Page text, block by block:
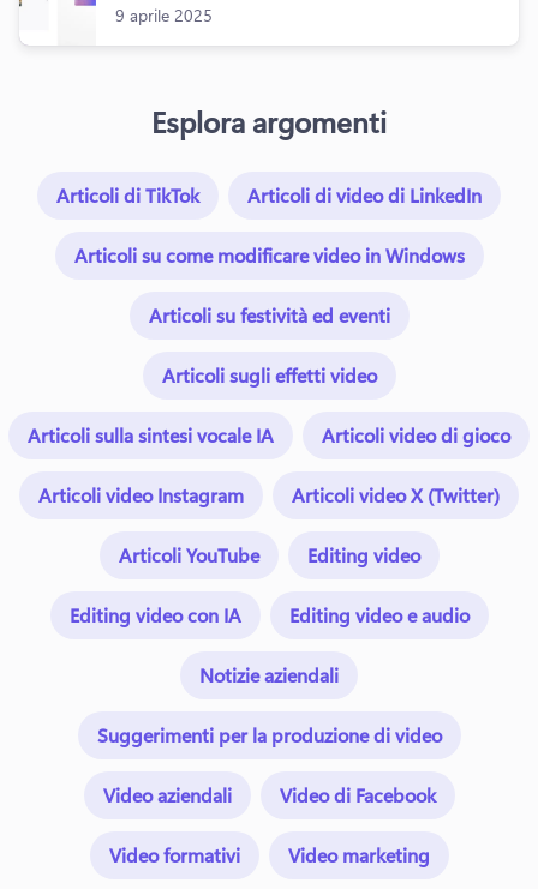
9 aprile 2025
Esplora argomenti
Articoli di TikTok Articoli di video di LinkedIn
Articoli su come modificare video in Windows
Articoli su festività ed eventi
Articoli sugli effetti video
Articoli sulla sintesi vocale IA Articoli video di gioco
Articoli video Instagram Articoli video X (Twitter)
Articoli YouTube Editing video
Editing video con IA Editing video e audio
Notizie aziendali
Suggerimenti per la produzione di video
Video aziendali Video di Facebook
Video formativi Video marketing